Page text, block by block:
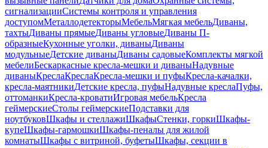
сигнализацииСистемы контроля и управления
доступомМеталлодетекторыМебельМягкая мебельДиваны,
тахтыДиваны прямыеДиваны угловыеДиваны П-
образныеКухонные уголки, диваныДиваны
модульныеДетские диваныДиваны садовыеКомплекты мягкой
мебелиБескаркасные кресла-мешки и диваныНадувные
диваныКреслаКреслаКресла-мешки и пуфыКресла-качалки,
кресла-маятникиДетские кресла, пуфыНадувные креслаПуфы,
оттоманкиКресла-кроватиИгровая мебельКресла
геймерскиеСтолы геймерскиеПодставки для
ноутбуковШкафы и стеллажиШкафыСтенки, горкиШкафы-
купеШкафы-гармошкиШкафы-пеналы для жилой
комнатыШкафы с витриной, буфетыШкафы, секции в